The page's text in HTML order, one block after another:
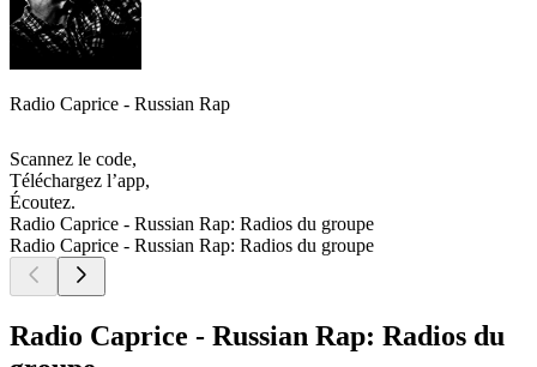
Radio Caprice - Russian Rap
Scannez le code,
Téléchargez l’app,
Écoutez.
Radio Caprice - Russian Rap: Radios du groupe
Radio Caprice - Russian Rap: Radios du groupe
Radio Caprice - Russian Rap: Radios du